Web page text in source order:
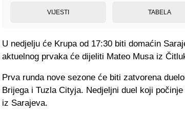
VIJESTI TABELA
U nedjelju će Krupa od 17:30 biti domaćin
aktuelnog prvaka će dijeliti Mateo Musa iz
Prva runda nove sezone će biti zatvorena
Brijega i Tuzla Cityja. Nedjeljni duel koji
iz Sarajeva.